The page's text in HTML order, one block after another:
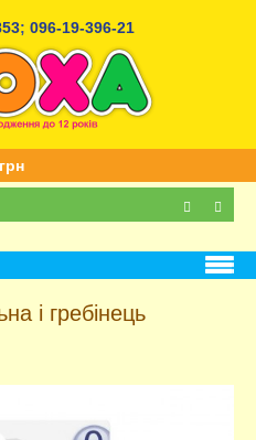
; 096-19-396-21
і гребінець